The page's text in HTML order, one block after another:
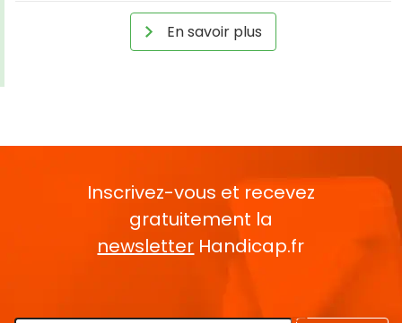
En savoir plus
Inscrivez-vous et recevez
gratuitement la
newsletter Handicap.fr